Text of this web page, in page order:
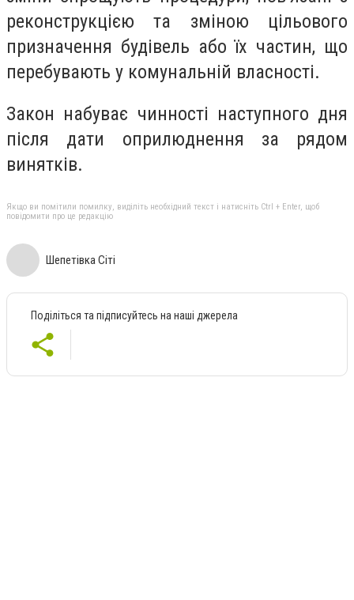
реконструкцією та зміною цільового
призначення будівель або їх частин, що
перебувають у комунальній власності.
Закон набуває чинності наступного дня
після дати оприлюднення за рядом
винятків.
Якщо ви помітили помилку, виділіть необхідний текст і натисніть Ctrl + Enter, щоб
повідомити про це редакцію
Шепетівка Сіті
Поділіться та підписуйтесь на наші джерела